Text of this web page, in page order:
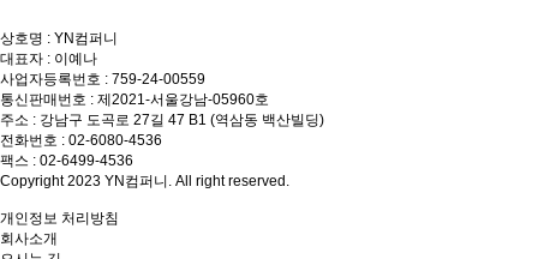
상호명 : YN컴퍼니
대표자 : 이예나
사업자등록번호 : 759-24-00559
통신판매번호 : 제2021-서울강남-05960호
주소 : 강남구 도곡로 27길 47 B1 (역삼동 백산빌딩)
전화번호 : 02-6080-4536
팩스 : 02-6499-4536
Copyright 2023 YN컴퍼니. All right reserved.
개인정보 처리방침
회사소개